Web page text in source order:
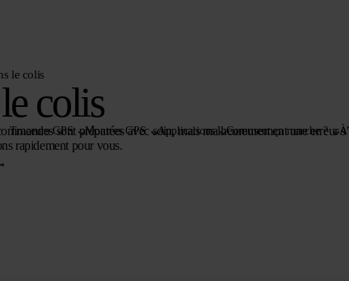
Traceurs GPS Montres GPS Applications Comment ça marche ? À
le colis
colis
sont préparées avec soin, mais malheureusement une erreur
rapidement pour vous.